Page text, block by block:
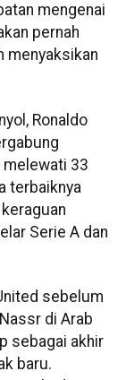
mengenai
pernah
menyaksikan
Ronaldo
33
terbaiknya
Serie A dan
sebelum
di Arab
sebagai akhir
baru.